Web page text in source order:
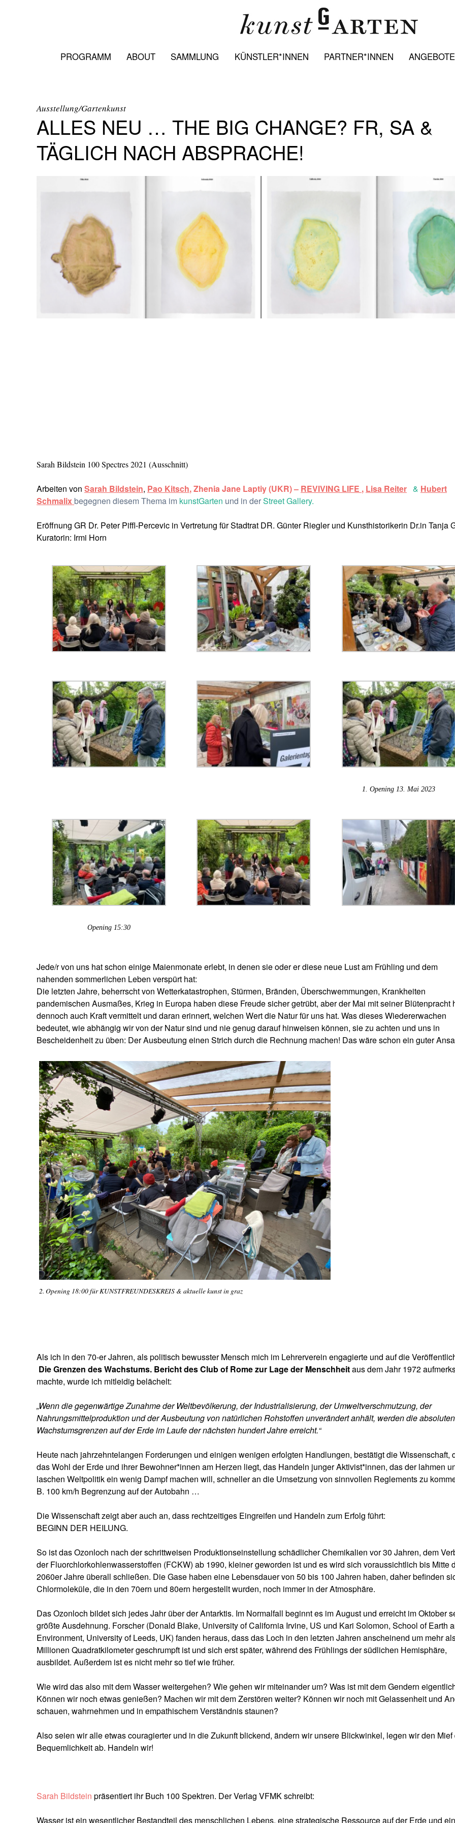
PROGRAMM ABOUT SAMMLUNG KÜNSTLER*INNEN PARTNER*INNEN
Ausstellung/Gartenkunst
ALLES NEU … THE BIG CHANGE? FR, SA &
TÄGLICH NACH ABSPRACHE!
Sarah Bildstein 100 Spectres 2021 (Ausschnitt)
Arbeiten von Sarah Bildstein, Pao Kitsch, Zhenia Jane Laptiy (UKR) – REVIVING LIFE , Lisa Reiter & Hubert
Schmalix begegnen diesem Thema im kunstGarten und in derStreet Gallery.
Eröffnung GR Dr. Peter Piffl-Percevic in Vertretung für Stadtrat DR. Günter Riegler und Kunsthistorikerin Dr.in Tanja
Kuratorin: Irmi Horn
1. Opening 13. Mai 2023
Opening 15:30
Jede/r von uns hat schon einige Maienmonate erlebt, in denen sie oder er diese neue Lust am Frühling und dem
nahenden sommerlichen Leben verspürt hat:
Die letzten Jahre, beherrscht von Wetterkatastrophen, Stürmen, Bränden, Überschwemmungen, Krankheiten
pandemischen Ausmaßes, Krieg in Europa haben diese Freude sicher getrübt, aber der Mai mit seiner Blütenpracht
dennoch auch Kraft vermittelt und daran erinnert, welchen Wert die Natur für uns hat. Was dieses Wiedererwachen
bedeutet, wie abhängig wir von der Natur sind und nie genug darauf hinweisen können, sie zu achten und uns in
Bescheidenheit zu üben: Der Ausbeutung einen Strich durch die Rechnung machen! Das wäre schon ein guter
2. Opening 18:00 für KUNSTFREUNDESKREIS & aktuelle kunst in graz
Als ich in den 70-er Jahren, als politisch bewusster Mensch mich im Lehrerverein engagierte und auf die
Die Grenzen des Wachstums. Bericht des Club of Rome zur Lage der Menschheitaus dem Jahr 1972
machte, wurde ich mitleidig belächelt:
„Wenn die gegenwärtige Zunahme der Weltbevölkerung, der Industrialisierung, der Umweltverschmutzung, der
Nahrungsmittelproduktion und der Ausbeutung von natürlichen Rohstoffen unverändert anhält, werden die absoluten
Wachstumsgrenzen auf der Erde im Laufe der nächsten hundert Jahre erreicht.“
Heute nach jahrzehntelangen Forderungen und einigen wenigen erfolgten Handlungen, bestätigt die Wissenschaft,
das Wohl der Erde und ihrer Bewohner*innen am Herzen liegt, das Handeln junger Aktivist*innen, das der lahmen
laschen Weltpolitik ein wenig Dampf machen will, schneller an die Umsetzung von sinnvollen Reglements zu
B. 100 km/h Begrenzung auf der Autobahn …
Die Wissenschaft zeigt aber auch an, dass rechtzeitiges Eingreifen und Handeln zum Erfolg führt:
BEGINN DER HEILUNG.
So ist das Ozonloch nach der schrittweisen Produktionseinstellung schädlicher Chemikalien vor 30 Jahren, dem
der Fluorchlorkohlenwasserstoffen (FCKW) ab 1990, kleiner geworden ist und es wird sich voraussichtlich bis Mitte
2060er Jahre überall schließen. Die Gase haben eine Lebensdauer von 50 bis 100 Jahren haben, daher befinden
Chlormoleküle, die in den 70ern und 80ern hergestellt wurden, noch immer in der Atmosphäre.
Das Ozonloch bildet sich jedes Jahr über der Antarktis. Im Normalfall beginnt es im August und erreicht im Oktober
größte Ausdehnung. Forscher (Donald Blake, University of California Irvine, US und Kari Solomon, School of Earth
Environment, University of Leeds, UK) fanden heraus, dass das Loch in den letzten Jahren anscheinend um mehr
Millionen Quadratkilometer geschrumpft ist und sich erst später, während des Frühlings der südlichen Hemisphäre,
ausbildet. Außerdem ist es nicht mehr so tief wie früher.
Wie wird das also mit dem Wasser weitergehen? Wie gehen wir miteinander um? Was ist mit dem Gendern
Können wir noch etwas genießen? Machen wir mit dem Zerstören weiter? Können wir noch mit Gelassenheit und
schauen, wahrnehmen und in empathischem Verständnis staunen?
Also seien wir alle etwas couragierter und in die Zukunft blickend, ändern wir unsere Blickwinkel, legen wir den Mief
Bequemlichkeit ab. Handeln wir!
Sarah Bildstein präsentiert ihr Buch 100 Spektren. Der Verlag VFMK schreibt:
Wasser ist ein wesentlicher Bestandteil des menschlichen Lebens, eine strategische Ressource auf der Erde und ein